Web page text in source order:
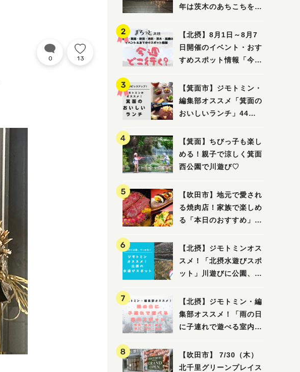
0 13
年は茨木のあちこちを巡
【北摂】8月1日～8月7
日開催のイベント・おす
すめスポット情報「今週
面・吹田・池田・茨木・
高槻）
【箕面市】ジモトミン・
編集部オススメ「箕面の
おいしいランチ」44
から穴場まで！〜
【箕面】ちびっ子も楽し
める！親子で涼しく箕面
西公園で川遊び♡
【吹田市】地元で愛され
る焼肉店！家族で楽しめ
る「本日のおすすめ」で
【北摂】ジモトミンオス
スメ！「北摂水遊びスポ
ット」川遊びに公園、プ
吹田・茨木・高槻）
【北摂】ジモトミン・編
集部オススメ！「雨の日
に子連れで遊べる室内ス
箕面・吹田・豊中・茨
木・池田）
【吹田市】 7/30（木）
北千里グリーンプレイス